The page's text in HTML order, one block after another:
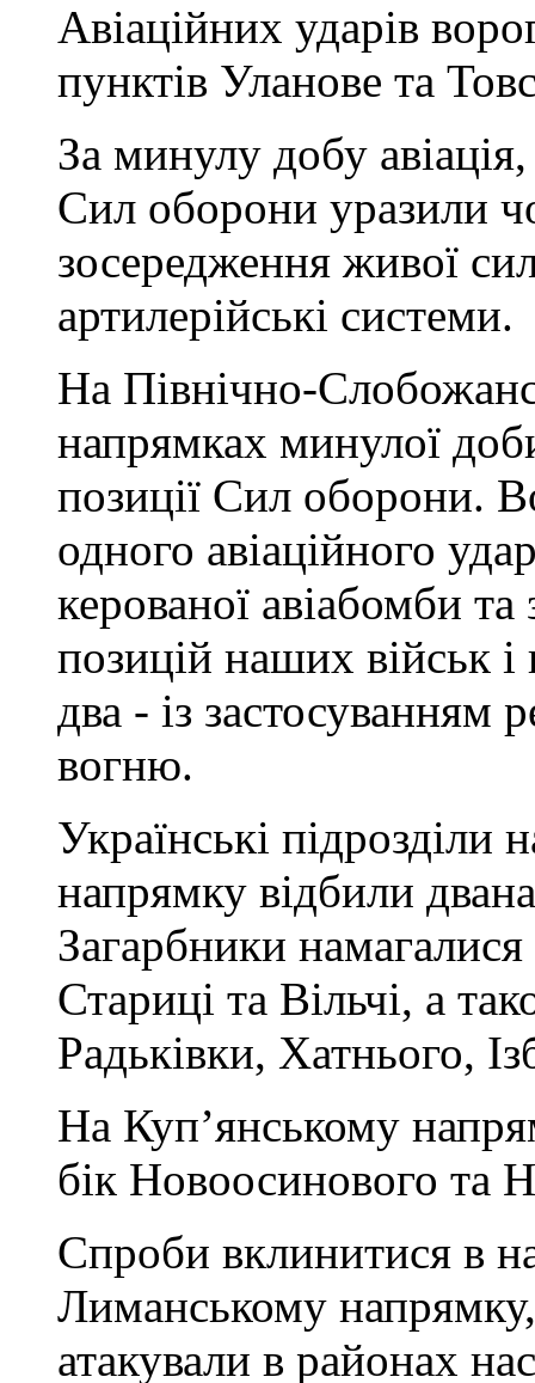
Авіаційних ударів
пунктів Уланове та
За минулу добу авіація,
Сил оборони уразили
зосередження живої
артилерійські системи.
На Північно-
напрямках минулої
позиції Сил оборони.
одного авіаційного
керованої авіабомби та
позицій наших військ
два - із застосуванням
вогню.
Українські
напрямку відбили
Загарбники
Стариці та Вільчі, а
Радьківки, Хатнього,
На Куп’янському
бік Новоосинового та
Спроби вклинитися в
Лиманському напрямку,
атакували в районах